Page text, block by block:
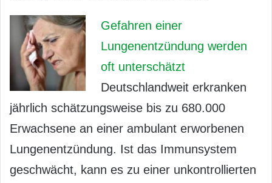
Gefahren einer
Lungenentzündung werden
oft unterschätzt
Deutschlandweit erkranken
jährlich schätzungsweise bis zu 680.000
Erwachsene an einer ambulant erworbenen
Lungenentzündung. Ist das Immunsystem
geschwächt, kann es zu einer unkontrollierten